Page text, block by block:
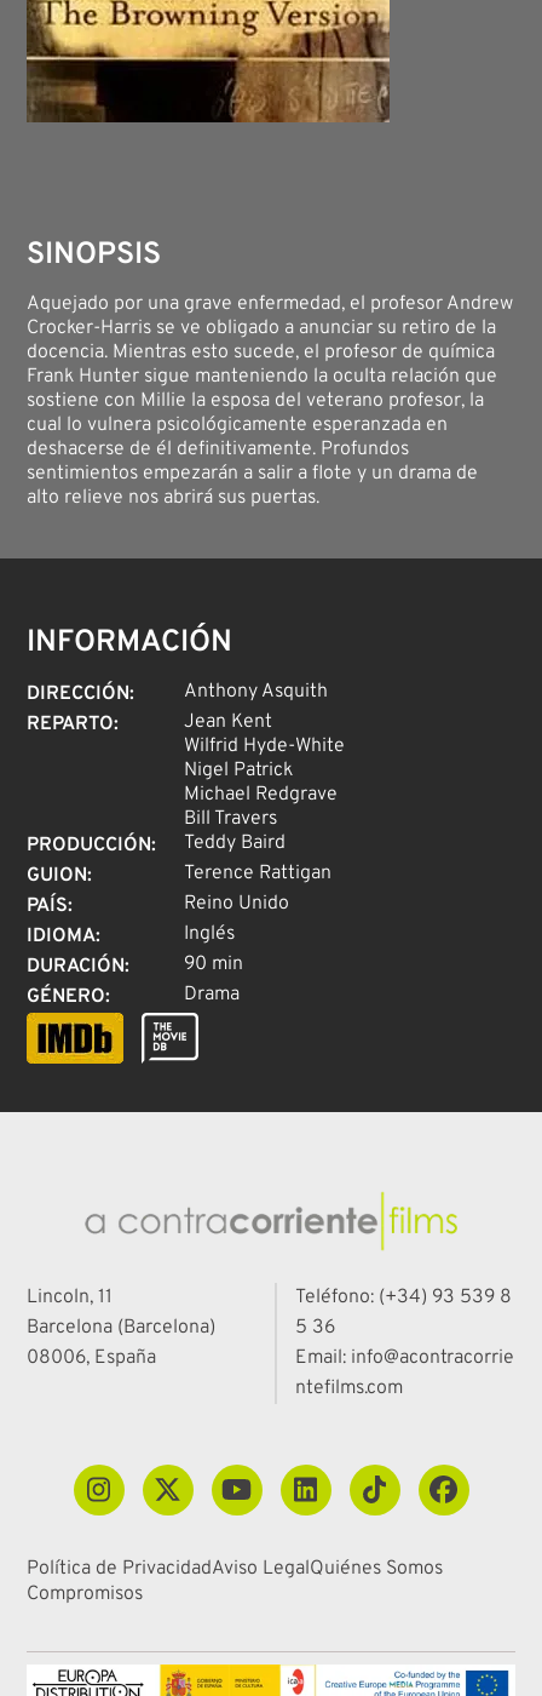
SINOPSIS
Aquejado por una grave enfermedad, el profesor Andrew
Crocker-Harris se ve obligado a anunciar su retiro de la
docencia. Mientras esto sucede, el profesor de química
Frank Hunter sigue manteniendo la oculta relación que
sostiene con Millie la esposa del veterano profesor, la
cual lo vulnera psicológicamente esperanzada en
deshacerse de él definitivamente. Profundos
sentimientos empezarán a salir a flote y un drama de
alto relieve nos abrirá sus puertas.
INFORMACIÓN
DIRECCIÓN:
Anthony Asquith
REPARTO:
Jean Kent
Wilfrid Hyde-White
Nigel Patrick
Michael Redgrave
Bill Travers
PRODUCCIÓN:
Teddy Baird
GUION:
Terence Rattigan
PAÍS:
Reino Unido
IDIOMA:
Inglés
DURACIÓN:
90 min
GÉNERO: Drama
Lincoln, 11
Barcelona (Barcelona)
08006, España
Teléfono: (+34) 93 539 8
5 36
Email: info@acontracorrie
ntefilms.com
Política de PrivacidadAviso LegalQuiénes Somos
Compromisos